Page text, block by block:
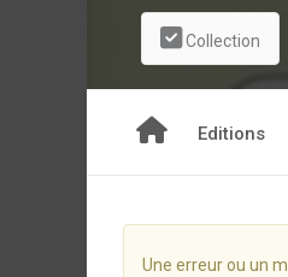
Collection
Editions
Une erreur ou un